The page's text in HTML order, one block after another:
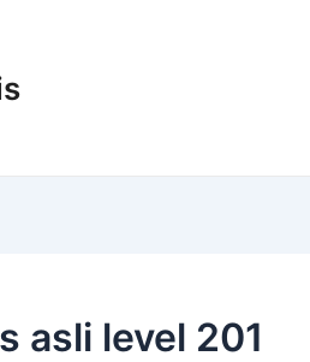
asli level 201